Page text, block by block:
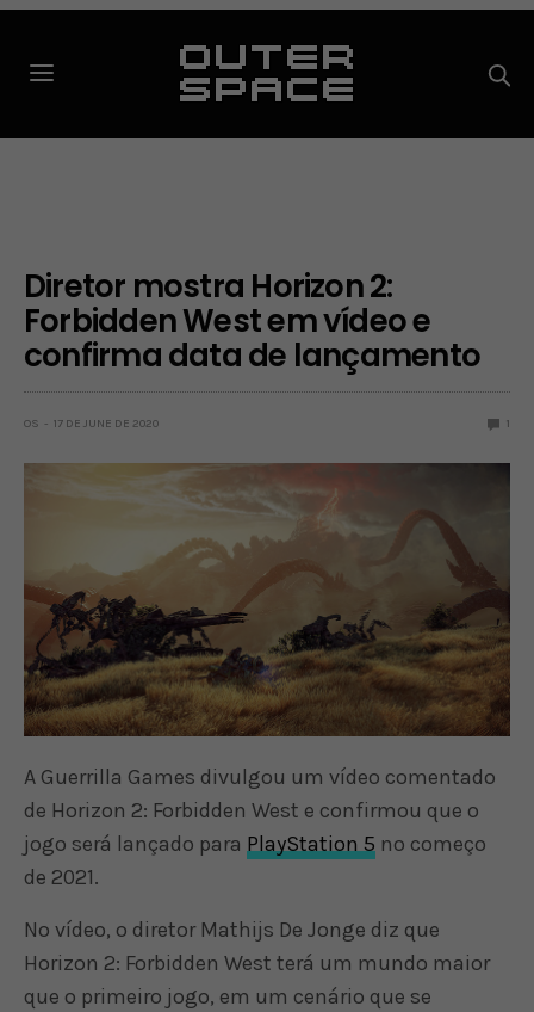
Diretor mostra Horizon 2:
Forbidden West em vídeo e
confirma data de lançamento
OS 17 DE JUNE DE 2020 1
A Guerrilla Games divulgou um vídeo comentado
de Horizon 2: Forbidden West e confirmou que o
jogo será lançado para PlayStation 5 no começo
de 2021.
No vídeo, o diretor Mathijs De Jonge diz que
Horizon 2: Forbidden West terá um mundo maior
que o primeiro jogo, em um cenário que se